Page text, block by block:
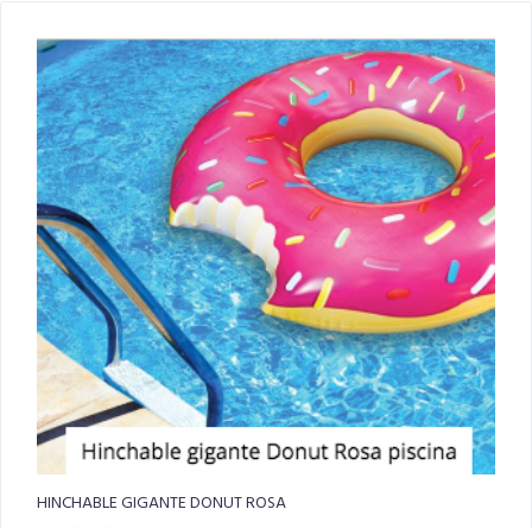
HINCHABLE GIGANTE DONUT ROSA